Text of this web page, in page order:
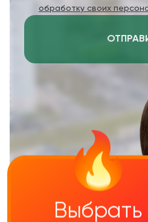
обработку своих
Выбрать